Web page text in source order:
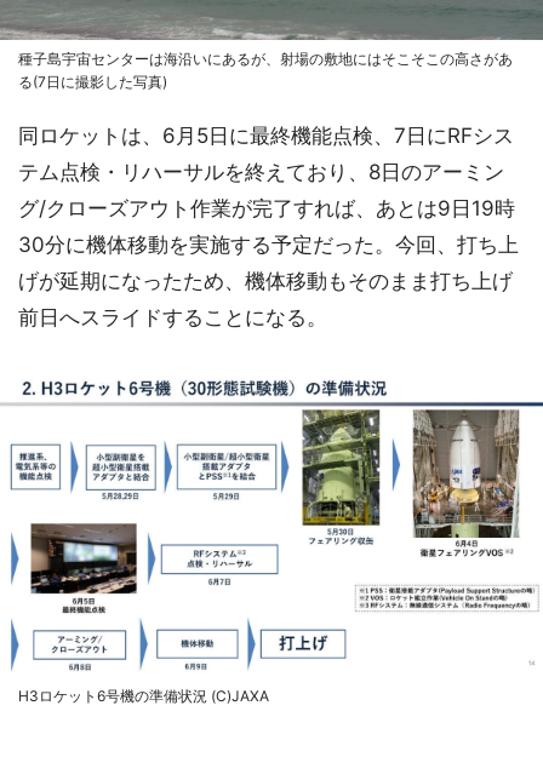
種子島宇宙センターは海沿いにあるが、射場の敷地にはそこそこの高さがあ
る(7日に撮影した写真)
同ロケットは、6月5日に最終機能点検、7日にRFシス
テム点検・リハーサルを終えており、8日のアーミン
グ/クローズアウト作業が完了すれば、あとは9日19時
30分に機体移動を実施する予定だった。今回、打ち上
げが延期になったため、機体移動もそのまま打ち上げ
前日へスライドすることになる。
H3ロケット6号機の準備状況 (C)JAXA